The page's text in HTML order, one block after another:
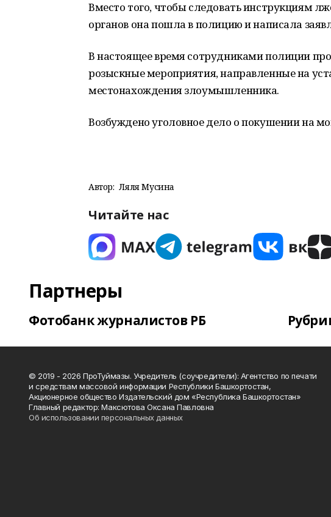
Вместо того, чтобы следовать инструкциям
органов она пошла в полицию и написала
В настоящее время сотрудниками полиции
розыскные мероприятия, направленные на
местонахождения злоумышленника.
Возбуждено уголовное дело о покушении на
Автор: Ляля Мусина
Читайте нас
Партнеры
Фотобанк журналистов РБ
© 2019 - 2026 ПроТуймазы. Учредитель (соучредители): Агентство по печати
и средствам массовой информации Республики Башкортостан,
Акционерное общество Издательский дом «Республика Башкортостан»
Главный редактор: Максютова Оксана Павловна
Об использовании персональных данных